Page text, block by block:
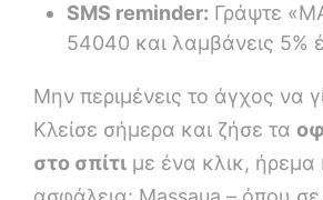
SMS reminder: Γράψτε
54040 και λαμβάνεις 5%
Μην περιμένεις το άγχος να
Κλείσε σήμερα και ζήσε τα
στο σπίτι με ένα κλικ, ήρεμα